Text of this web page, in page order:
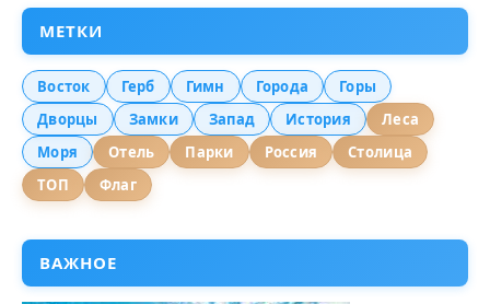
МЕТКИ
Восток Герб Гимн Города
Горы
Дворцы
Замки Запад История
Леса
Моря
Отель Парки Россия
Столица
ТОП
Флаг
ВАЖНОЕ